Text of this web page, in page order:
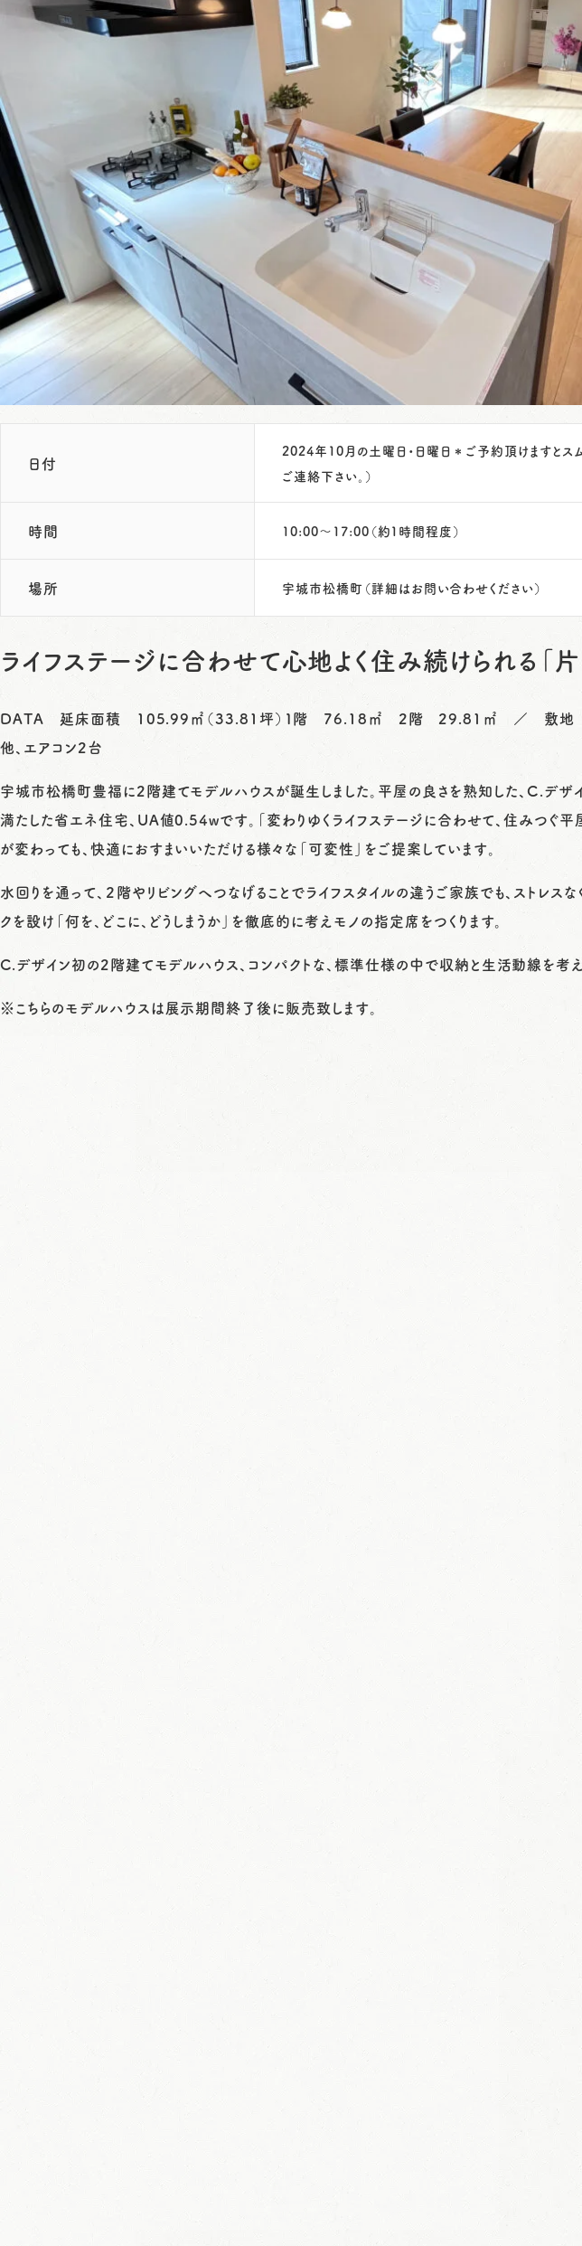
日付
2024年10月の土曜日・日曜日＊ご予約頂けますとス
ご連絡下さい。）
時間 10:00～17:00（約1時間程度）
場所 宇城市松橋町（詳細はお問い合わせください）
ライフステージに合わせて心地よく住み続けられる「片
DATA 延床面積 105.99㎡（33.81坪）１階 76.18㎡ 2階 29.81㎡ ／ 敷地
他、エアコン2台
宇城市松橋町豊福に2階建てモデルハウスが誕生しました。平屋の良さを熟知した、Ｃ.デ
満たした省エネ住宅、UA値0.54wです。「変わりゆくライフステージに合わせて、住みつぐ平
が変わっても、快適におすまいいただける様々な「可変性」をご提案しています。
水回りを通って、２階やリビングへつなげることでライフスタイルの違うご家族でも、ストレス
クを設け「何を、どこに、どうしまうか」を徹底的に考えモノの指定席をつくります。
C.デザイン初の2階建てモデルハウス、コンパクトな、標準仕様の中で収納と生活動線を考
※こちらのモデルハウスは展示期間終了後に販売致します。